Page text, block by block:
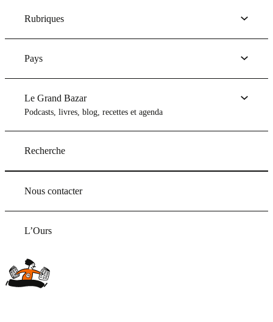
Rubriques
Pays
Le Grand Bazar
Podcasts, livres, blog, recettes et agenda
Recherche
Nous contacter
L’Ours